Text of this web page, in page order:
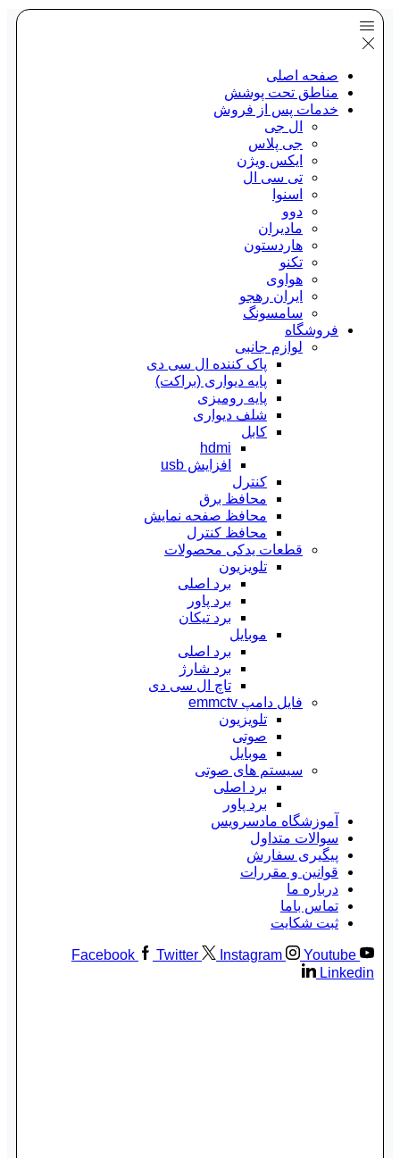
صفحه اصلی
مناطق تحت پوشش
خدمات پس از فروش
ال جی
جی پلاس
ایکس ویژن
تی سی ال
اسنوا
دوو
مادیران
هاردستون
تکنو
هواوی
ایران رهجو
سامسونگ
فروشگاه
لوازم جانبی
پاک کننده ال سی دی
پایه دیواری (براکت)
پایه رومیزی
شلف دیواری
کابل
hdmi
افزایش usb
کنترل
محافظ برق
محافظ صفحه نمایش
محافظ کنترل
قطعات یدکی محصولات
تلویزیون
برد اصلی
برد پاور
برد تیکان
موبایل
برد اصلی
برد شارژ
تاچ ال سی دی
فایل دامپ emmctv
تلویزیون
صوتی
موبایل
سیستم های صوتی
برد اصلی
برد پاور
آموزشگاه مادسرویس
سوالات متداول
پیگیری سفارش
قوانین و مقررات
درباره ما
تماس باما
ثبت شکایت
Facebook Twitter Instagram
Youtube
Linkedin